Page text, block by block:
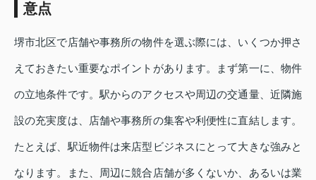
意点
堺市北区で店舗や事務所の物件を選ぶ際には、いくつか押さ
えておきたい重要なポイントがあります。まず第一に、物件
の立地条件です。駅からのアクセスや周辺の交通量、近隣施
設の充実度は、店舗や事務所の集客や利便性に直結します。
たとえば、駅近物件は来店型ビジネスにとって大きな強みと
なります。また、周辺に競合店舗が多くないか、あるいは業